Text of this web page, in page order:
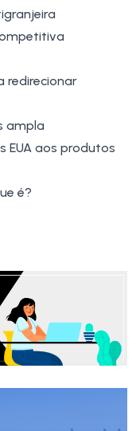
redirecionar
ampla
EUA aos produtos
é?